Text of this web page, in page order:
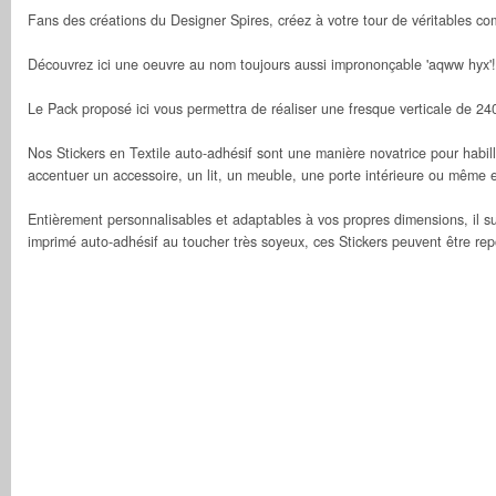
Fans des créations du Designer Spires, créez à votre tour de véritables
Découvrez ici une oeuvre au nom toujours aussi imprononçable 'aqww hyx'!
Le Pack proposé ici vous permettra de réaliser une fresque verticale de
Nos Stickers en Textile auto-adhésif sont une manière novatrice pour
accentuer un accessoire, un lit, un meuble, une porte intérieure ou même
Entièrement personnalisables et adaptables à vos propres dimensions, il
imprimé auto-adhésif au toucher très soyeux, ces Stickers peuvent être